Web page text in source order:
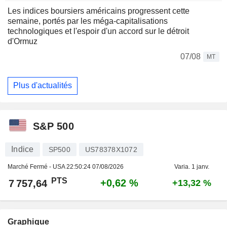
Les indices boursiers américains progressent cette
semaine, portés par les méga-capitalisations
technologiques et l'espoir d'un accord sur le détroit
d'Ormuz
07/08
MT
Plus d'actualités
S&P 500
Indice SP500 US78378X1072
Marché Fermé - USA22:50:24 07/08/2026 Varia. 1 janv.
7 757,64 PTS +0,62 % +13,32 %
Graphique